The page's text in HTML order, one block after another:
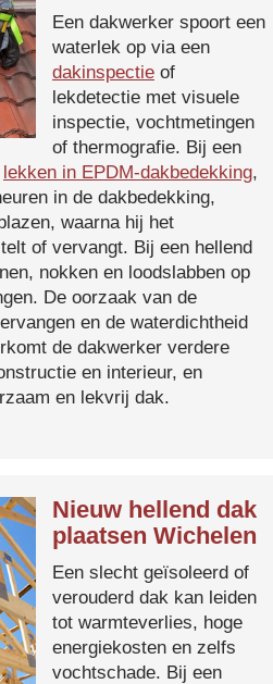
Een dakwerker spoort een
waterlek op via een
dakinspectie of
lekdetectie met visuele
inspectie, vochtmetingen
of thermografie. Bij een
lekken in EPDM-dakbedekking,
in de dakbedekking,
waarna hij het
of vervangt. Bij een hellend
nokken en loodslabben op
De oorzaak van de
en de waterdichtheid
de dakwerker verdere
en interieur, en
en lekvrij dak.
Nieuw hellend dak
plaatsen Wichelen
Een slecht geïsoleerd of
verouderd dak kan leiden
tot warmteverlies, hoge
energiekosten en zelfs
vochtschade. Bij een